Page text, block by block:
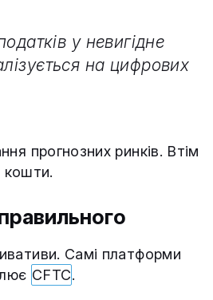
у невигідне
на цифрових
прогнозних ринків. Втім
кошти.
Самі платформи
CFTC.